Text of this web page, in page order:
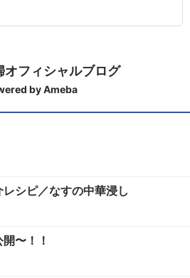
オフィシャルブログ
by Ameba
シピ／なすの中華浸し
〜！！